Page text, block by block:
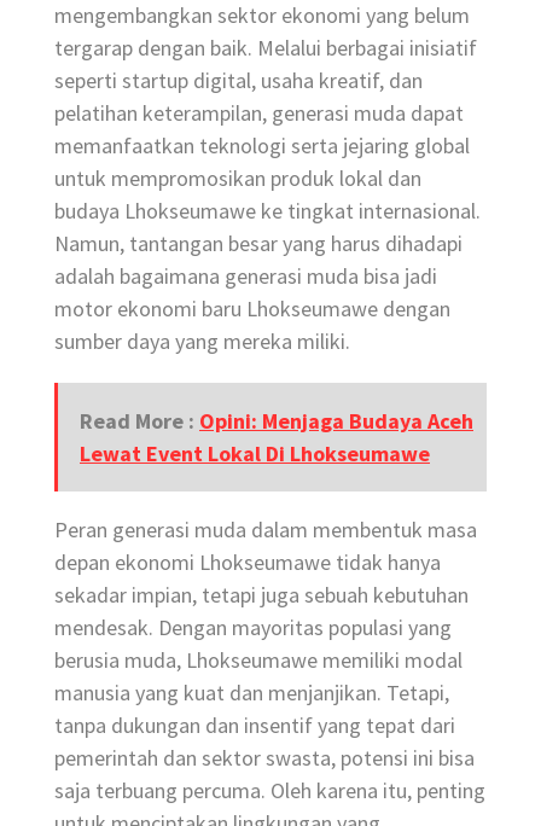
mengembangkan sektor ekonomi yang belum
tergarap dengan baik. Melalui berbagai inisiatif
seperti startup digital, usaha kreatif, dan
pelatihan keterampilan, generasi muda dapat
memanfaatkan teknologi serta jejaring global
untuk mempromosikan produk lokal dan
budaya Lhokseumawe ke tingkat internasional.
Namun, tantangan besar yang harus dihadapi
adalah bagaimana generasi muda bisa jadi
motor ekonomi baru Lhokseumawe dengan
sumber daya yang mereka miliki.
Read More : Opini: Menjaga Budaya Aceh
Lewat Event Lokal Di Lhokseumawe
Peran generasi muda dalam membentuk masa
depan ekonomi Lhokseumawe tidak hanya
sekadar impian, tetapi juga sebuah kebutuhan
mendesak. Dengan mayoritas populasi yang
berusia muda, Lhokseumawe memiliki modal
manusia yang kuat dan menjanjikan. Tetapi,
tanpa dukungan dan insentif yang tepat dari
pemerintah dan sektor swasta, potensi ini bisa
saja terbuang percuma. Oleh karena itu, penting